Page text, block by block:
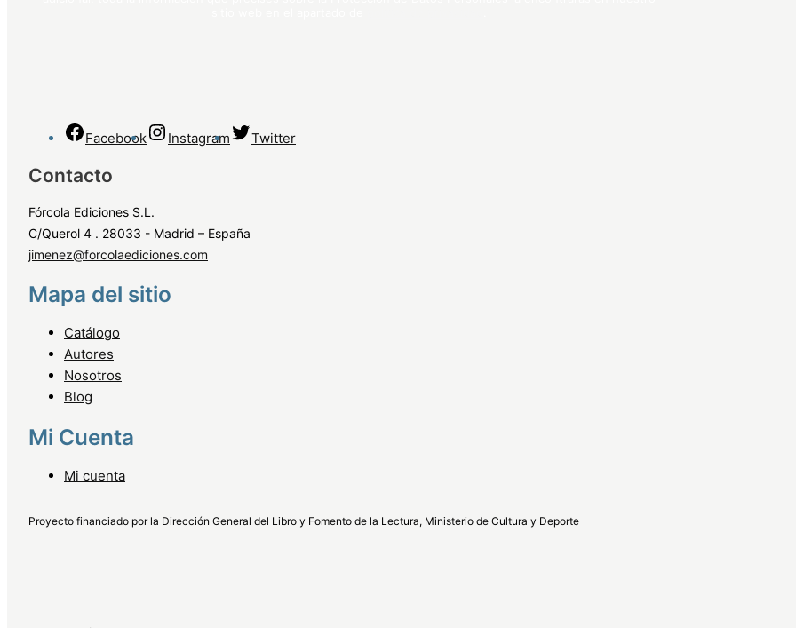
Facebook Instagram Twitter
Contacto
Fórcola Ediciones S.L.
C/Querol 4 . 28033 - Madrid – España
jimenez@forcolaediciones.com
Mapa del sitio
Catálogo
Autores
Nosotros
Blog
Mi Cuenta
Mi cuenta
Proyecto financiado por la Dirección General del Libro y Fomento de la Lectura, Ministerio de Cultura y Deporte